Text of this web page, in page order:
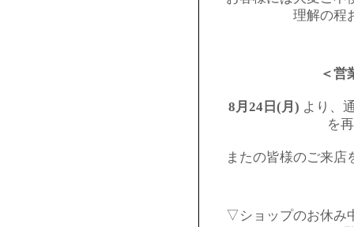
理解の程
＜営
8月24日(月) より、
を
またの皆様のご来店
▽ショップのお休み